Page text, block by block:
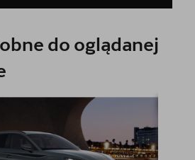
do oglądanej